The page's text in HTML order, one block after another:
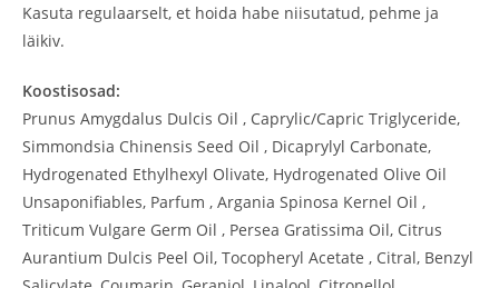
Kasuta regulaarselt, et hoida habe niisutatud, pehme ja
läikiv.
Koostisosad:
Prunus Amygdalus Dulcis Oil , Caprylic/Capric Triglyceride,
Simmondsia Chinensis Seed Oil , Dicaprylyl Carbonate,
Hydrogenated Ethylhexyl Olivate, Hydrogenated Olive Oil
Unsaponifiables, Parfum , Argania Spinosa Kernel Oil ,
Triticum Vulgare Germ Oil , Persea Gratissima Oil, Citrus
Aurantium Dulcis Peel Oil, Tocopheryl Acetate , Citral, Benzyl